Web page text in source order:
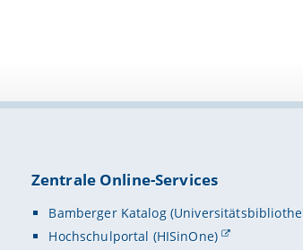
Zentrale Online-Services
Bamberger Katalog
Hochschulportal (HISinOne)